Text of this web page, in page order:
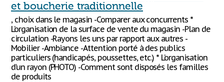
et boucherie traditionnelle
, choix dans le magasin -Comparer aux concurrents *
L’organisation de la surface de vente du magasin -Plan de
circulation -Rayons les uns par rapport aux autres -
Mobilier -Ambiance -Attention porté à des publics
particuliers (handicapés, poussettes, etc.) * L’organisation
d’un rayon (PHOTO) -Comment sont disposés les familles
de produits